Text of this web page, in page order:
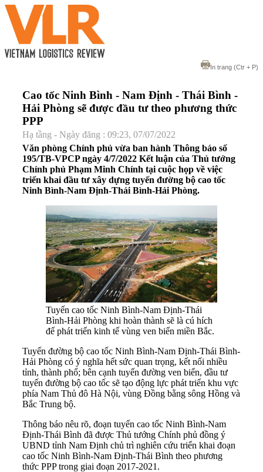
In trang (Ctr + P)
Cao tốc Ninh Bình - Nam Định - Thái Bình -
Hải Phòng sẽ được đầu tư theo phương thức
PPP
Hạ tầng - Ngày đăng : 09:23, 07/07/2022
Văn phòng Chính phủ vừa ban hành Thông báo số
195/TB-VPCP ngày 4/7/2022 Kết luận của Thủ tướng
Chính phủ Phạm Minh Chính tại cuộc họp về việc
triển khai đầu tư xây dựng tuyến đường bộ cao tốc
Ninh Bình-Nam Định-Thái Bình-Hải Phòng.
Tuyến cao tốc Ninh Bình-Nam Định-Thái
Bình-Hải Phòng khi hoàn thành sẽ là cú hích
để phát triển kinh tế vùng ven biển miền Bắc.
Tuyến đường bộ cao tốc Ninh Bình-Nam Định-Thái Bình-
Hải Phòng có ý nghĩa hết sức quan trọng, kết nối nhiều
tỉnh, thành phố; bên cạnh tuyến đường ven biển, đầu tư
tuyến đường bộ cao tốc sẽ tạo động lực phát triển khu vực
phía Nam Thủ đô Hà Nội, vùng Đồng bằng sông Hồng và
Bắc Trung bộ.
Thông báo nêu rõ, đoạn tuyến cao tốc Ninh Bình-Nam
Định-Thái Bình đã được Thủ tướng Chính phủ đồng ý
UBND tỉnh Nam Định chủ trì nghiên cứu triển khai đoạn
cao tốc Ninh Bình-Nam Định-Thái Bình theo phương
thức PPP trong giai đoạn 2017-2021.